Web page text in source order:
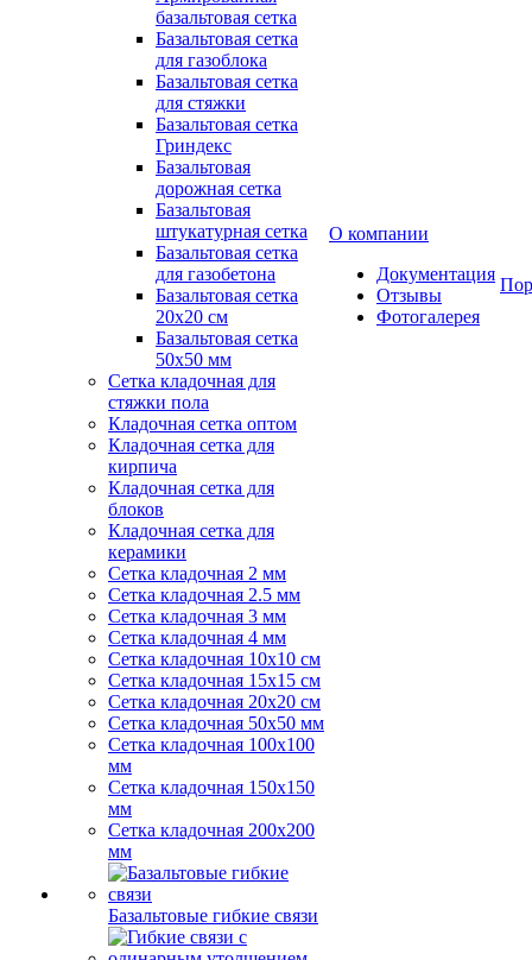
базальтовая сетка
Базальтовая сетка
для газоблока
Базальтовая сетка
для стяжки
Базальтовая сетка
Гриндекс
Базальтовая
дорожная сетка
Базальтовая
штукатурная сетка
Базальтовая сетка
для газобетона
Базальтовая сетка
20x20 см
Базальтовая сетка
50x50 мм
Сетка кладочная для
стяжки пола
Кладочная сетка оптом
Кладочная сетка для
кирпича
Кладочная сетка для
блоков
Кладочная сетка для
керамики
Сетка кладочная 2 мм
Сетка кладочная 2.5 мм
Сетка кладочная 3 мм
Сетка кладочная 4 мм
Сетка кладочная 10x10 см
Сетка кладочная 15x15 см
Сетка кладочная 20x20 см
Сетка кладочная 50x50 мм
Сетка кладочная 100x100
мм
Сетка кладочная 150x150
мм
Сетка кладочная 200x200
мм
Базальтовые гибкие связи
О компании
Документация
Отзывы
Фотогалерея